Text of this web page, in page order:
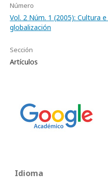
Número
Vol. 2 Núm. 1 (2005): Cultura
globalización
Sección
Artículos
Idioma